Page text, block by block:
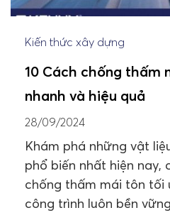
Kiến thức xây dựng
10 Cách chống thấm
nhanh và hiệu quả
28/09/2024
Khám phá những vật
phổ biến nhất hiện nay,
chống thấm mái tôn tối
công trình luôn bền